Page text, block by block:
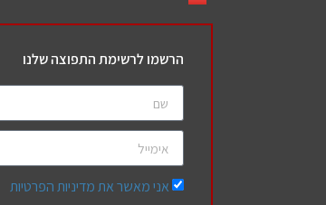
הרשמו לרשימת התפוצה שלנו
אני מאשר את מדיניות הפרטיות